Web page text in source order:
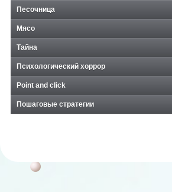
Песочница
Мясо
Тайна
Психологический хоррор
Point and click
Пошаговые стратегии